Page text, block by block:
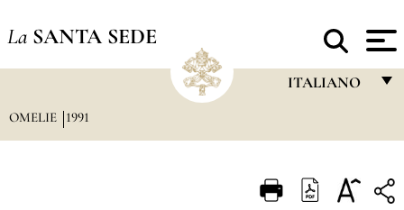
La SANTA SEDE
ITALIANO
ITALIANO
OMELIE 1991